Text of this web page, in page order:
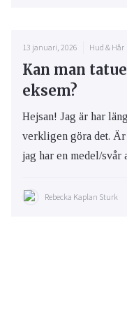
13 januari, 2026 Hud & Hår
Kan man
eksem?
Hejsan! Jag är har
verkligen göra det.
jag har en medel/svår
Rebecka Kaplan Sturk